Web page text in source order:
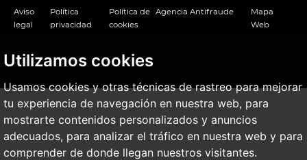
Utilizamos cookies
Usamos cookies y otras técnicas de rastreo para mejorar
tu experiencia de navegación en nuestra web, para
mostrarte contenidos personalizados y anuncios
adecuados, para analizar el tráfico en nuestra web y para
comprender de donde llegan nuestros visitantes.
Aviso
legal
Política
privacidad
Política de
cookies
Agencia Antifraude
Mapa
Web